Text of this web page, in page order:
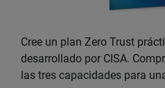
Cree un plan Zero Trust
desarrollado por CISA.
las tres capacidades para